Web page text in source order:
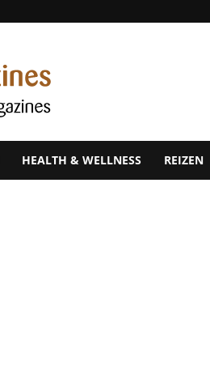
HEALTH & WELLNESS REIZEN